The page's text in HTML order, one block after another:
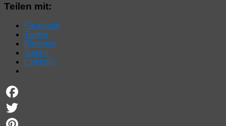
Teilen mit:
Facebook
Twitter
Pinterest
Tumblr
LinkedIn
Facebook
Twitter